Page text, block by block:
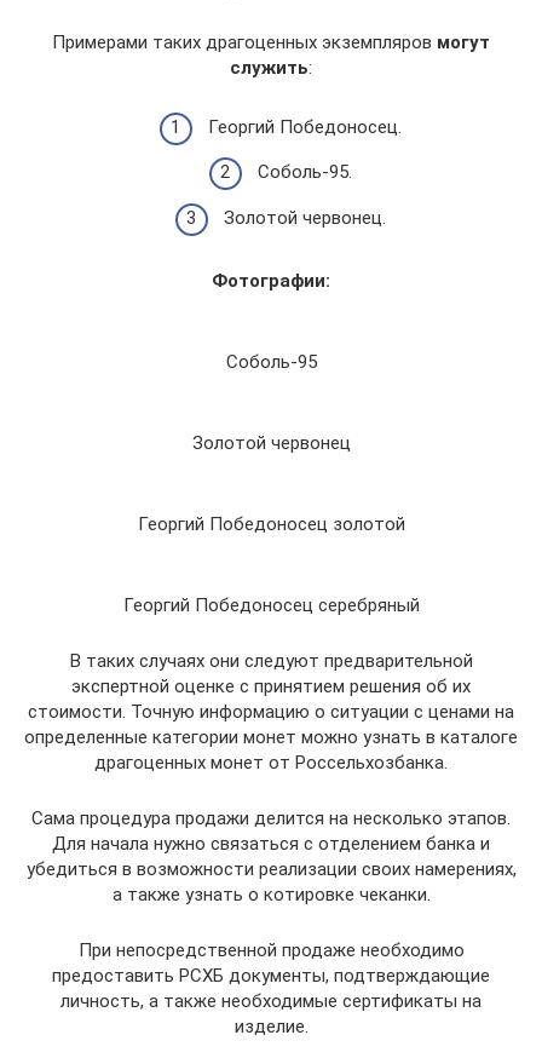
Примерами таких драгоценных экземпляров могут
служить:
Георгий Победоносец.
Соболь-95.
Золотой червонец.
Фотографии:
Соболь-95
Золотой червонец
Георгий Победоносец золотой
Георгий Победоносец серебряный
В таких случаях они следуют предварительной
экспертной оценке с принятием решения об их
стоимости. Точную информацию о ситуации с ценами на
определенные категории монет можно узнать в каталоге
драгоценных монет от Россельхозбанка.
Сама процедура продажи делится на несколько этапов.
Для начала нужно связаться с отделением банка и
убедиться в возможности реализации своих намерениях,
а также узнать о котировке чеканки.
При непосредственной продаже необходимо
предоставить РСХБ документы, подтверждающие
личность, а также необходимые сертификаты на
изделие.